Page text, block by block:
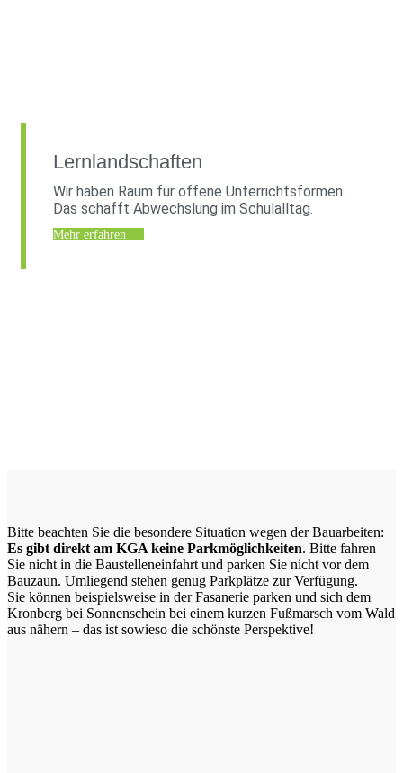
Lernlandschaften
Wir haben Raum für offene Unterrichtsformen.
Das schafft Abwechslung im Schulalltag.
Mehr erfahren
Bitte beachten Sie die besondere Situation wegen der Bauarbeiten:
Es gibt direkt am KGA keine Parkmöglichkeiten. Bitte fahren
Sie nicht in die Baustelleneinfahrt und parken Sie nicht vor dem
Bauzaun. Umliegend stehen genug Parkplätze zur Verfügung.
Sie können beispielsweise in der Fasanerie parken und sich dem
Kronberg bei Sonnenschein bei einem kurzen Fußmarsch vom Wald
aus nähern – das ist sowieso die schönste Perspektive!